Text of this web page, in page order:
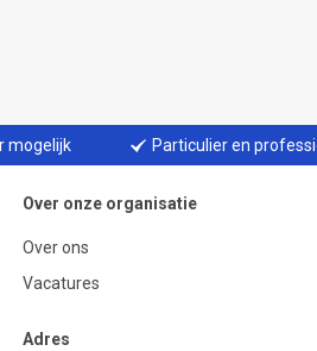
mogelijk Particulier en
Over onze organisatie
Over ons
Vacatures
Adres